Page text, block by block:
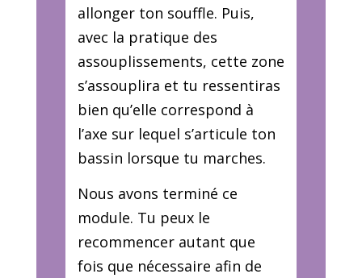
allonger ton souffle. Puis,
avec la pratique des
assouplissements, cette zone
s’assouplira et tu ressentiras
bien qu’elle correspond à
l’axe sur lequel s’articule ton
bassin lorsque tu marches.
Nous avons terminé ce
module. Tu peux le
recommencer autant que
fois que nécessaire afin de